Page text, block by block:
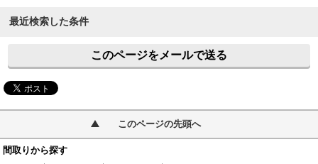
最近検索した条件
このページをメールで送る
このページの先頭へ
間取りから探す